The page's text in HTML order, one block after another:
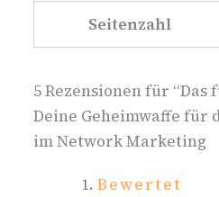
Seitenzahl
5 Rezensionen für “Das
Deine Geheimwaffe für
im Network Marketing
Bewertet